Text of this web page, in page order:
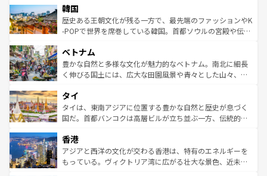
はコンテンツ一覧
いる。アクティビティも充実しており、サーフィンやダイ
ビング、ハイキングなど、アウトドア好きにはたまらな
い。オーストラリアの多彩な魅力を存分に味わいつくそ
参照してほしい。
ン）、静ひつな山岳地帯である台湾東部など、都市の喧騒
と山間の静けさが共存しており、訪れる人に新しい発見と
驚きをもたらしてくれる。また、奥深い台湾の食文化も魅
容にもいいと評判のスイーツなど、バラエティ豊かな料理
が味わえる。 なお、新着の台湾情報は コンテンツ一覧を参
照してほしい。
韓国
歴史ある王朝文化が残る一方で、最先端のファッションやK
-POPで世界を席巻している韓国。首都ソウルの宮殿や伝統
き、地方に足を延ばせば四季折々の自然美を楽しむことが
できる。そして、キムチや焼肉、絶品のストリートフード
まで、さまざまな韓国料理が待っている。夜には、韓国な
リティに包まれながら、韓国の多彩な魅力を心ゆくまで味
わってみてほしい。 なお、新着の韓国情報はコンテンツ一
覧を参照してほしい。
ベトナム
豊かな自然と多様な文化が魅力的なベトナム。南北に細長
く伸びる国土には、広大な田園風景や青々とした山々、世
急速な発展と共に伝統が息づく。ハノイの古い町並みやホ
ーチミン市のフランス統治時代の建物も、独特の雰囲気を
醸し出している。また、バラエティの豊かさとおいしさで
とつ。フォーやバインミー、ベトナムコーヒーなどは、ぜ
ひ現地で味わいたい。どの地域を訪れてもあたたかい人々
が旅行者を迎えてくれるので、きっと忘れられない旅にな
タイ
タイは、東南アジアに位置する豊かな自然と歴史が息づく
国だ。首都バンコクは高層ビルが立ち並ぶ一方、伝統的な
の活気が交差している。北部ではチェンマイなどの山岳地
帯で自然と触れ合い、南部ではプーケットやクラビの美し
いビーチでリゾート気分を楽しむことができる。タイ料理
香港
アジアと西洋の文化が交わる香港は、特有のエネルギーを
もっている。ヴィクトリア湾に広がる壮大な景色、近未来